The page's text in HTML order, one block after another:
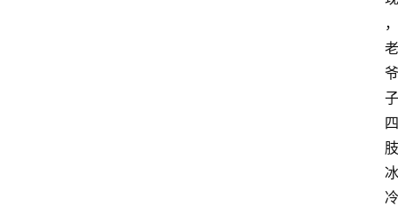
，
老
爷
子
四
肢
冰
冷